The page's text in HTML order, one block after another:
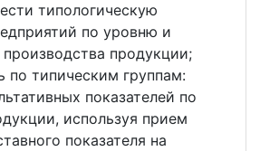
типологическую
по уровню и
продукции;
типическим группам:
показателей по
используя прием
показателя на